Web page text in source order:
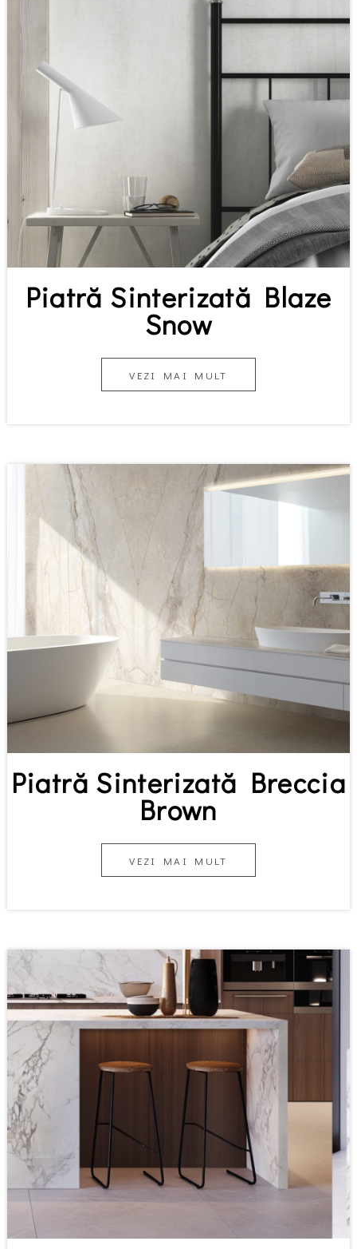
Piatră Sinterizată Blaze
Snow
VEZI MAI MULT
Piatră Sinterizată Breccia
Brown
VEZI MAI MULT